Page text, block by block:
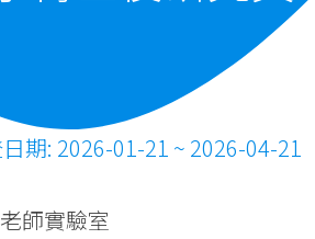
期: 2026-01-21 ~ 2026-04-21
師實驗室